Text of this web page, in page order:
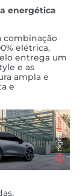
energética
combinação
elétrica,
entrega um
e as
ampla e
e